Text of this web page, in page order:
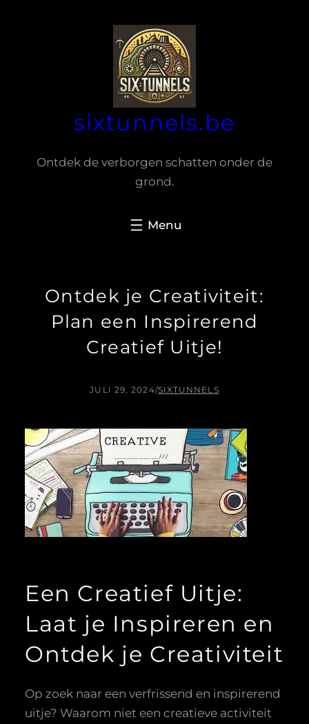
sixtunnels.be
Ontdek de verborgen schatten onder de
grond.
Ontdek je Creativiteit:
Plan een Inspirerend
Creatief Uitje!
JULI 29, 2024/SIXTUNNELS
Een Creatief Uitje:
Laat je Inspireren en
Ontdek je Creativiteit
Op zoek naar een verfrissend en inspirerend
uitje? Waarom niet een creatieve activiteit